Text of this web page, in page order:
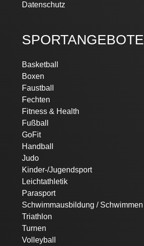
Datenschutz
SPORTANGEBOTE
Navigation
überspringen
Basketball
Boxen
Faustball
Fechten
Fitness & Health
Fußball
GoFit
Handball
Judo
Kinder-/Jugendsport
Leichtathletik
Parasport
Schwimmausbildung / Schwimmen
Triathlon
Turnen
Volleyball